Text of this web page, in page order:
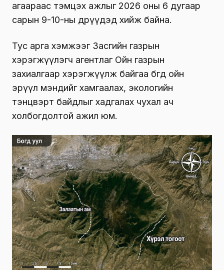
агаараас тэмцэх ажлыг 2026 оны 6 дугаар
сарын 9-10-ны өдрүүдэд хийж байна.
Тус арга хэмжээг Засгийн газрын
хэрэгжүүлэгч агентлаг Ойн газрын
захиалгаар хэрэгжүүлж байгаа бөгөөд ойн
эрүүл мэндийг хамгаалах, экологийн
тэнцвэрт байдлыг хадгалах чухал ач
холбогдолтой ажил юм.